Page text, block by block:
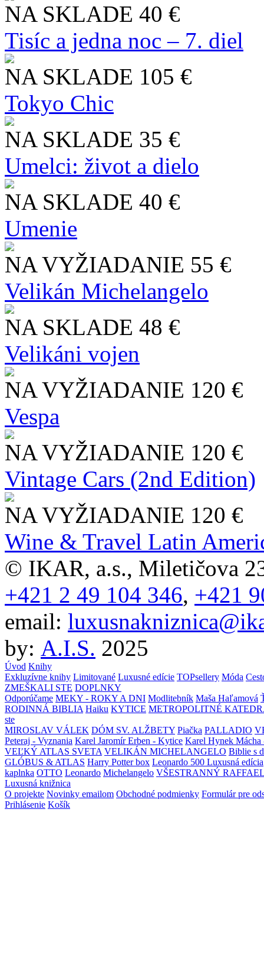
NA SKLADE 40 €
Tisíc a jedna noc – 7. diel
NA SKLADE 105 €
Tokyo Chic
NA SKLADE 35 €
Umelci: život a dielo
NA SKLADE 40 €
Umenie
NA VYŽIADANIE 55 €
Velikán Michelangelo
NA SKLADE 48 €
Velikáni vojen
NA VYŽIADANIE 120 €
Vespa
NA VYŽIADANIE 120 €
Vintage Cars (2nd Edition)
NA VYŽIADANIE 120 €
Wine & Travel Latin
© IKAR, a.s., Miletičova
+421 2 49 104 346, +421
email:
by: A.I.S. 2025
Úvod Knihy
Exkluzívne knihy Limitované Luxusné edície TOPsellery Móda
ZMEŠKALI STE DOPLNKY
Odporúčame MEKY - ROKY A DNI Modlitebník Maša Haľamová
RODINNÁ BIBLIA Haiku KYTICE METROPOLITNÉ
ste
MIROSLAV VÁLEK DÓM SV. ALŽBETY Piačka PALLADIO
Peteraj - Vyznania Karel Jaromír Erben - Kytice Karel Hynek Mácha
VEĽKÝ ATLAS SVETA VELIKÁN MICHELANGELO Biblie s
GLÓBUS & ATLAS Harry Potter box Leonardo 500 Luxusná edícia
kaplnka OTTO Leonardo Michelangelo VŠESTRANNÝ
Luxusná knižnica
O projekte Novinky emailom Obchodné podmienky Formulár pre
Prihlásenie Košík